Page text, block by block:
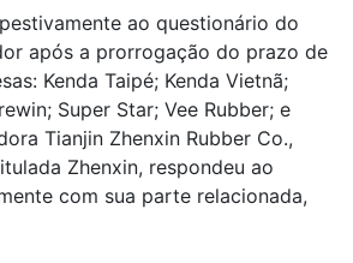
ao questionário do
após a prorrogação do prazo de
Kenda Taipé; Kenda Vietnã;
Super Star; Vee Rubber; e
Tianjin Zhenxin Rubber Co.,
Zhenxin, respondeu ao
com sua parte relacionada,